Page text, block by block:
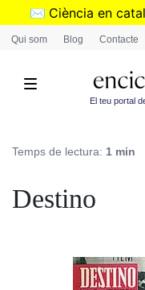
✉️ Ciència en
➜Subscriu-
Qui som Blog Contacte
El teu portal
Temps de lectura: 1 min
Destino